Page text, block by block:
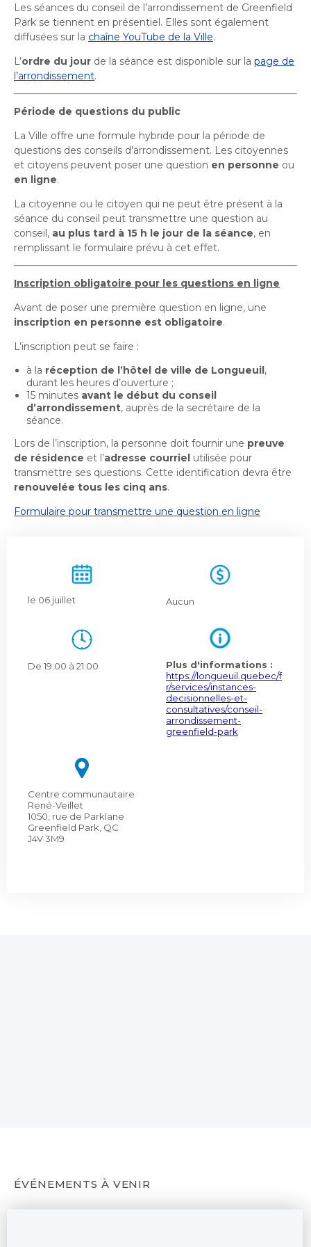
Histoire et patrimoine
Loisir et vie communautaire
Loisir et vie communautaire
Parcs et espaces verts
Parcs et espaces verts
Reconnaissance et soutien des organismes
Reconnaissance et soutien des organismes
Bénévolat
Bénévolat
Lutte à l'itinérance
Écocentres
Écocentres
Info-Travaux
Info-Travaux
Matières résiduelles et collectes
Stationnements municipaux
Voie publique
Voie publique
Transition socioécologique et mobilité
Transition socioécologique et mobilité
Arbres, plantes et pelouse
Biodiversité et milieux naturels
Biodiversité et milieux naturels
Lutte aux changements climatiques
Mobilité durable
Mobilité durable
Verdissement et travaux de foresterie
Verdissement et travaux de foresterie
Sécurité publique
Service de police
Service de police
Service sécurité incendie
Service sécurité incendie
Sécurisation des rues locales
Vie démocratique
Élus
Demande d'accès à l'information
Demande d'accès à l'information
Instances décisionnelles
Instances décisionnelles
Participation citoyenne
Participation citoyenne
Procès-verbaux
Procès-verbaux
Ouvre
dans
Règlements municipaux
Règlements municipaux
Entreprises
Développement économique
Développement économique
Ouvre
nouvelle
fenêtre
Développement immobilier
Développement immobilier
dans
une
nouvelle
Fournisseurs
Fournisseurs
Gestion des matières résiduelles
Gestion des matières résiduelles
À propos de la Ville
Actualités et publications
Actualités et publications
Administration municipale
Administration municipale
Bureau de l’éthique et de l’inspection
contractuelle
Bureau de l’éthique et de l’inspection
contractuelle
dans
fenêtre
Bureau protecteur citoyen
Bureau protecteur citoyen
Centre-ville de Longueuil
Cour municipale et contravention
Cour municipale et contravention
Gouvernance et saine gestion
Office de participation publique de Longueuil
Office de participation publique de Longueuil
Ouvre
dans
une
nouvelle
Politiques municipales
Politiques municipales
Réclamations
Activités littéraires
Activités éducatives et de
loisirs
Activités sportives et plein
air
Arts de la scène, spectacles
et festivals
Calendrier des événements
Les séances du conseil de l’arrondissement de Greenfield
Park se tiennent en présentiel. Elles sont également
diffusées sur la chaîne YouTube de la Ville.
L’ordre du jour de la séance est disponible sur la page de
l’arrondissement.
Période de questions du public
La Ville offre une formule hybride pour la période de
questions des conseils d’arrondissement. Les citoyennes
et citoyens peuvent poser une question en personne ou
en ligne.
La citoyenne ou le citoyen qui ne peut être présent à la
séance du conseil peut transmettre une question au
conseil, au plus tard à 15 h le jour de la séance, en
remplissant le formulaire prévu à cet effet.
Inscription obligatoire pour les questions en ligne
Avant de poser une première question en ligne, une
inscription en personne est obligatoire.
L’inscription peut se faire :
à la réception de l’hôtel de ville de Longueuil,
durant les heures d’ouverture ;
15 minutes avant le début du conseil
d’arrondissement, auprès de la secrétaire de la
séance.
Lors de l’inscription, la personne doit fournir une preuve
de résidence et l’adresse courriel utilisée pour
transmettre ses questions. Cette identification devra être
renouvelée tous les cinq ans.
Formulaire pour transmettre une question en ligne
le 06 juillet
De 19:00 à 21:00
Aucun
Plus d'informations :
https://longueuil.quebec/f
r/services/instances-
decisionnelles-et-
consultatives/conseil-
arrondissement-
greenfield-park
Centre communautaire
René-Veillet
1050, rue de Parklane
Greenfield Park, QC
J4V 3M9
ÉVÉNEMENTS À VENIR